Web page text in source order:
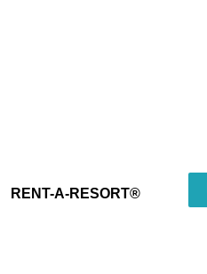
RENT-A-RESORT®